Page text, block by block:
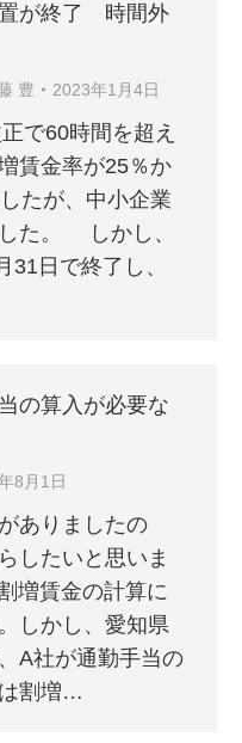
が終了 時間外
豊 2023年1月4日
で60時間を超え
賃金率が25％か
たが、中小企業
た。 しかし、
31日で終了し、
の算入が必要な
8月1日
ありましたの
したいと思いま
増賃金の計算に
しかし、愛知県
A社が通勤手当の
割増…